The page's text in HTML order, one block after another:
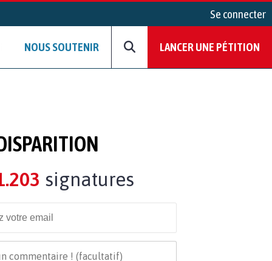
Se connecter
NOUS SOUTENIR LANCER UNE PÉTITION
signatures